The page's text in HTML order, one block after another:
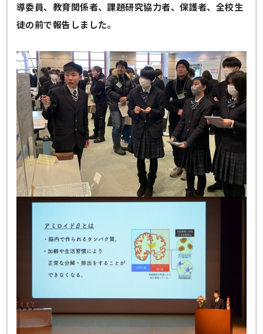
導委員、教育関係者、課題研究協力者、保護者、全校生
徒の前で報告しました。